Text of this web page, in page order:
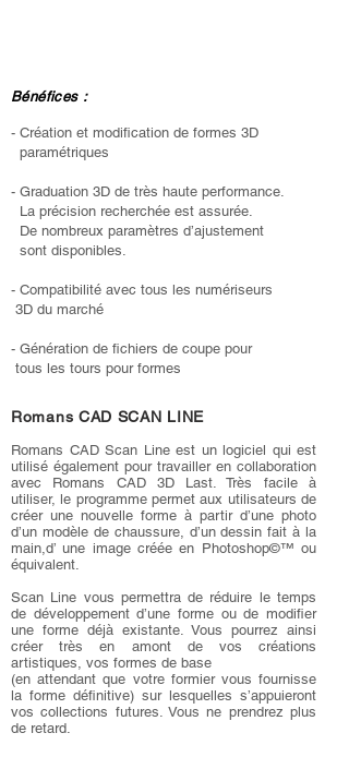
Bénéfices :
- Création et modification de formes 3D
paramétriques
- Graduation 3D de très haute performance.
La précision recherchée est assurée.
De nombreux paramètres d’ajustement
sont disponibles.
- Compatibilité avec tous les numériseurs
3D du marché
- Génération de fichiers de coupe pour
tous les tours pour formes
Romans CAD SCAN LINE
Romans CADScan Line est un logiciel qui est
utilisé également pour travailler en collaboration
avec Romans CAD 3D Last. Très facile à
utiliser, le programme permet aux utilisateurs de
créer une nouvelle forme à partir d’une photo
d’un modèle de chaussure, d’un dessin fait à la
main,d’ une image créée en Photoshop©™ ou
équivalent.
Scan Line vous permettra de réduire le temps
de développement d’une forme ou de modifier
une forme déjà existante. Vous pourrez ainsi
créer très en amont de vos créations
artistiques, vos formes de base
(en attendant que votre formier vous fournisse
la forme définitive) sur lesquelles s’appuieront
vos collections futures. Vous ne prendrez plus
de retard.